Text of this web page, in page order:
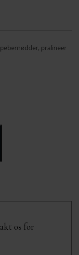
pralineer
os for